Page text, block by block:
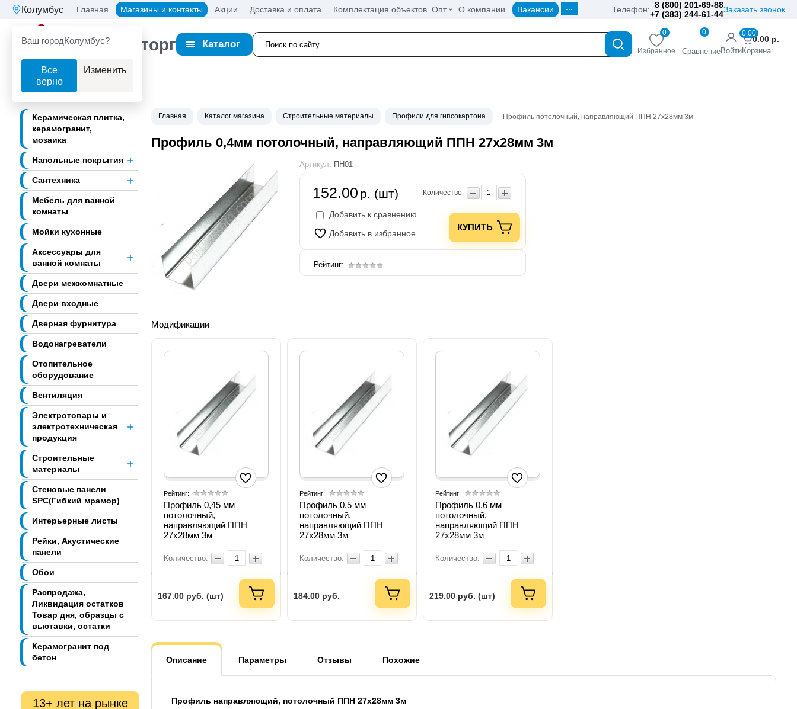
Колумбус
Ваш городКолумбус?
Все
верно
Изменить
Главная Магазины и контакты Акции Доставка и оплата Комплектация объектов. Опт О компании Вакансии Телефон: 8 (800) 201-69-88
+7 (383) 244-61-44Заказать звонок
Партнерторг Каталог
0
Избранное Сравнение
0
Войти
0.00
0.00 р.
Корзина
Керамическая плитка,
керамогранит,
мозаика
Напольные покрытия
Сантехника
Мебель для ванной
комнаты
Мойки кухонные
Аксессуары для
ванной комнаты
Двери межкомнатные
Двери входные
Дверная фурнитура
Водонагреватели
Отопительное
оборудование
Вентиляция
Электротовары и
электротехническая
продукция
Строительные
материалы
Стеновые панели
SPC(Гибкий мрамор)
Интерьерные листы
Рейки, Акустические
панели
Обои
Распродажа,
Ликвидация остатков
Товар дня, образцы с
выставки, остатки
Керамогранит под
бетон
13+ лет на рынке
Главная Каталог магазина Строительные материалы Профили для гипсокартона Профиль потолочный, направляющий ППН 27х28мм 3м
Профиль 0,4мм потолочный, направляющий ППН 27х28мм 3м
Артикул: ПН01
152.00 р. (шт) Количество:
Добавить к сравнению
Добавить в избранное
КУПИТЬ
Рейтинг:
Модификации
Рейтинг:
Профиль 0,45 мм
потолочный,
направляющий ППН
27х28мм 3м
Количество:
167.00 руб. (шт)
Рейтинг:
Профиль 0,5 мм
потолочный,
направляющий ППН
27х28мм 3м
Количество:
184.00 руб.
Рейтинг:
Профиль 0,6 мм
потолочный,
направляющий ППН
27х28мм 3м
Количество:
219.00 руб. (шт)
Описание Параметры Отзывы Похожие
Профиль направляющий, потолочный ППН 27х28мм 3м